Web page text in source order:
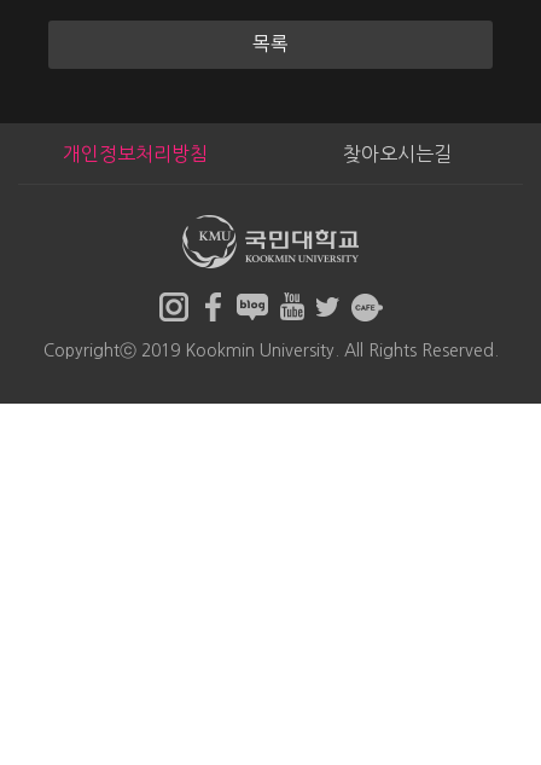
목록
개인정보처리방침 찾아오시는길
Copyrightⓒ 2019 Kookmin University. All Rights Reserved.